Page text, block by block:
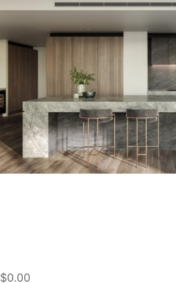
$0.00